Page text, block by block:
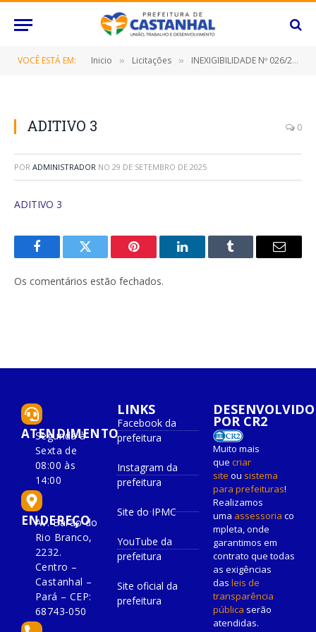
VOCÊ ESTÁ EM: Inicio » Licitações » INEXIGIBILIDADE Nº 026/2021 (CONTRATAÇÃO DE EMPRESA ESPECIALIZADA NA PRESTAÇÃO DE SERVIÇOS E SISTEMA DE GESTÃO PESSOAL EXCLUSIVAMENTE PARA CONSULTA)
ADITIVO 3 0
POR ADMINISTRADOR NO 29 DE SETEMBRO DE 2025
ADITIVO 3
FacebookTwitter Pinterest O
Tumblr
E-
Os comentários estão fechados.
ATENDIMENTO
Segunda à
Sexta de
08:00 às
14:00
ENDEREÇO
Av. Barão do
Rio Branco,
2232.
Centro –
Castanhal –
Pará – CEP:
68743-050
LINKS
Facebook da
prefeitura
Instagram da
prefeitura
Site do IPMC
YouTube da
prefeitura
Site oficial da
prefeitura
DESENVOLVIDO
POR CR2
Muito mais
que criar
site ou sistema
para prefeituras!
Realizamos
uma assessoria co
mpleta, onde
garantimos em
contrato que todas
as exigências
das leis de
transparência
pública serão
atendidas.